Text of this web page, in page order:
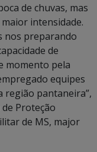
de chuvas, mas
intensidade.
nos preparando
de
momento pela
equipes
região pantaneira”,
Proteção
de MS, major